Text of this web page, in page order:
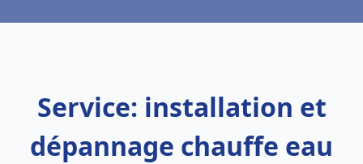
Service: installation et
dépannage chauffe eau